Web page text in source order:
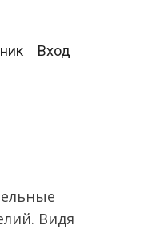
Вход
Видя